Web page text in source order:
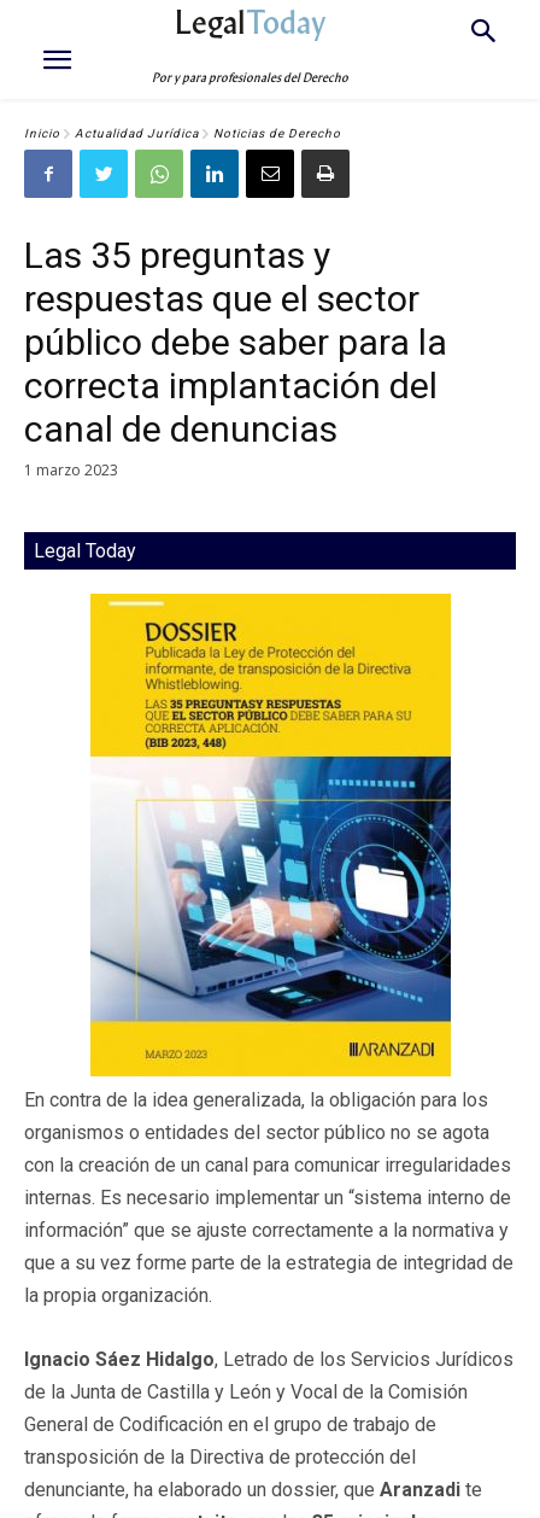
LegalToday
Por y para profesionales del Derecho
Inicio Actualidad Jurídica Noticias de Derecho
Las 35 preguntas y
respuestas que el sector
público debe saber para la
correcta implantación del
canal de denuncias
1 marzo 2023
Legal Today
En contra de la idea generalizada, la obligación para los
organismos o entidades del sector público no se agota
con la creación de un canal para comunicar irregularidades
internas. Es necesario implementar un “sistema interno de
información” que se ajuste correctamente a la normativa y
que a su vez forme parte de la estrategia de integridad de
la propia organización.
Ignacio Sáez Hidalgo, Letrado de los Servicios Jurídicos
de la Junta de Castilla y León y Vocal de la Comisión
General de Codificación en el grupo de trabajo de
transposición de la Directiva de protección del
denunciante, ha elaborado un dossier, que Aranzadi te